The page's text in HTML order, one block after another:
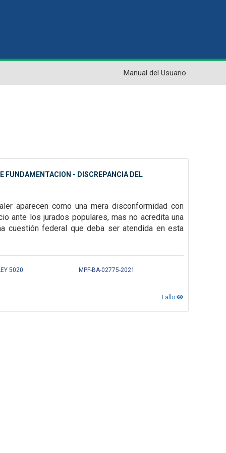
Manual del Usuario
FUNDAMENTACION - DISCREPANCIA DEL
aparecen como una mera disconformidad con
ante los jurados populares, mas no acredita una
cuestión federal que deba ser atendida en esta
5020
MPF-BA-02775-2021
Fallo